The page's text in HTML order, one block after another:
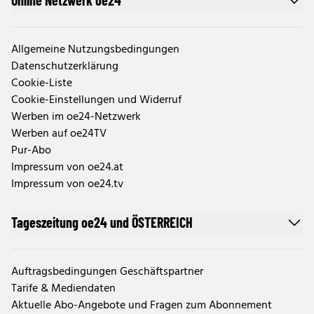
Allgemeine Nutzungsbedingungen
Datenschutzerklärung
Cookie-Liste
Cookie-Einstellungen und Widerruf
Werben im oe24-Netzwerk
Werben auf oe24TV
Pur-Abo
Impressum von oe24.at
Impressum von oe24.tv
Tageszeitung oe24 und ÖSTERREICH
Auftragsbedingungen Geschäftspartner
Tarife & Mediendaten
Aktuelle Abo-Angebote und Fragen zum Abonnement